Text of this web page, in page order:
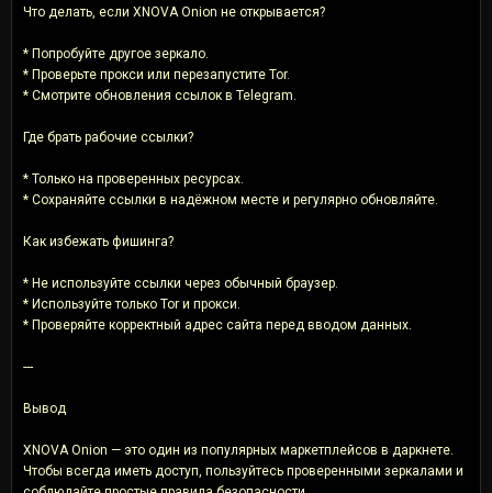
Что делать, если XNOVA Onion не открывается?
* Попробуйте другое зеркало.
* Проверьте прокси или перезапустите Tor.
* Смотрите обновления ссылок в Telegram.
Где брать рабочие ссылки?
* Только на проверенных ресурсах.
* Сохраняйте ссылки в надёжном месте и регулярно обновляйте.
Как избежать фишинга?
* Не используйте ссылки через обычный браузер.
* Используйте только Tor и прокси.
* Проверяйте корректный адрес сайта перед вводом данных.
---
Вывод
XNOVA Onion — это один из популярных маркетплейсов в даркнете.
Чтобы всегда иметь доступ, пользуйтесь проверенными зеркалами и